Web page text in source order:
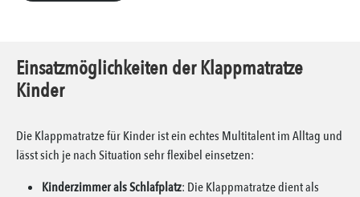
Einsatzmöglichkeiten der Klappmatratze
Kinder
Die Klappmatratze für Kinder ist ein echtes Multitalent im Alltag und
lässt sich je nach Situation sehr flexibel einsetzen:
Kinderzimmer als Schlafplatz: Die Klappmatratze dient als